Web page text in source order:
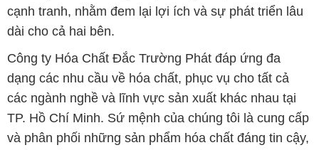
cạnh tranh, nhằm đem lại lợi ích và sự phát triển lâu
dài cho cả hai bên.
Công ty Hóa Chất Đắc Trường Phát đáp ứng đa
dạng các nhu cầu về hóa chất, phục vụ cho tất cả
các ngành nghề và lĩnh vực sản xuất khác nhau tại
TP. Hồ Chí Minh. Sứ mệnh của chúng tôi là cung cấp
và phân phối những sản phẩm hóa chất đáng tin cậy,